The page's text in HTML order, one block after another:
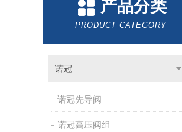
产品分类
PRODUCT CATEGORY
诺冠
诺冠先导阀
诺冠高压阀组